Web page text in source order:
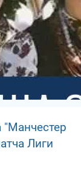
"Манчестер
Лиги